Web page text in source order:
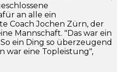
an alle ein
Coach Jochen Zürn, der
Mannschaft. "Das war ein
ein Ding so überzeugend
war eine Topleistung",